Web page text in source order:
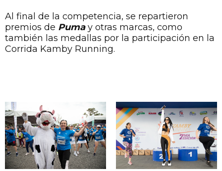
Al final de la competencia, se repartieron
premios de Pumay otras marcas, como
también las medallas por la participación en la
Corrida Kamby Running.